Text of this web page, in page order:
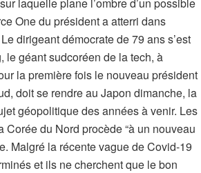
One du président a atterri dans
dirigeant démocrate de 79 ans s’est
le géant sudcoréen de la tech, à
la première fois le nouveau président
doit se rendre au Japon dimanche, la
géopolitique des années à venir. Les
Corée du Nord procède “à un nouveau
Malgré la récente vague de Covid-19
et ils ne cherchent que le bon